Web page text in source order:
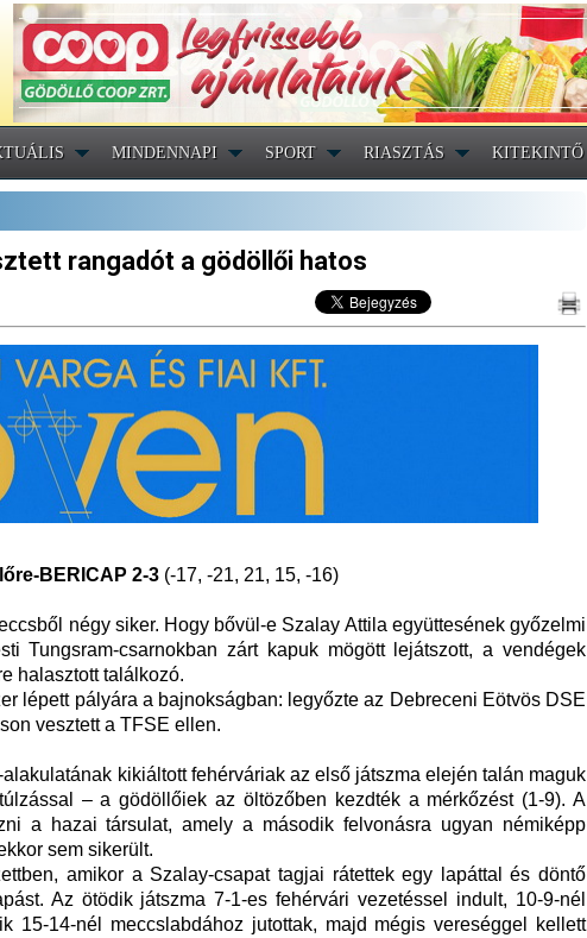
MINDENNAPI SPORT RIASZTÁS KITEKINTŐ
rangadót a gödöllői hatos
BERICAP 2-3 (-17, -21, 21, 15, -16)
négy siker. Hogy bővül-e Szalay Attila együttesének győzelmi
Tungsram-csarnokban zárt kapuk mögött lejátszott, a vendégek
halasztott találkozó.
lépett pályára a bajnokságban: legyőzte az Debreceni Eötvös DSE
vesztett a TFSE ellen.
kikiáltott fehérváriak az első játszma elején talán maguk
– a gödöllőiek az öltözőben kezdték a mérkőzést (1-9). A
a hazai társulat, amely a második felvonásra ugyan némiképp
sem sikerült.
amikor a Szalay-csapat tagjai rátettek egy lapáttal és döntő
Az ötödik játszma 7-1-es fehérvári vezetéssel indult, 10-9-nél
15-14-nél meccslabdához jutottak, majd mégis vereséggel kellett